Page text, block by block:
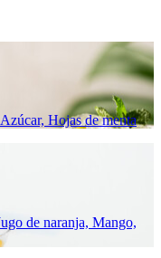
Hojas de menta
de naranja, Mango,